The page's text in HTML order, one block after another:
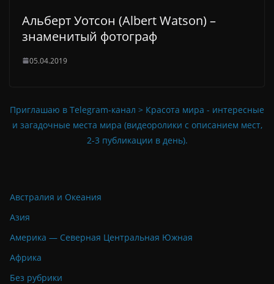
Альберт Уотсон (Albert Watson) –
знаменитый фотограф
05.04.2019
Приглашаю в Telegram-канал > Красота мира - интересные
и загадочные места мира (видеоролики с описанием мест,
2-3 публикации в день).
Австралия и Океания
Азия
Америка — Северная Центральная Южная
Африка
Без рубрики